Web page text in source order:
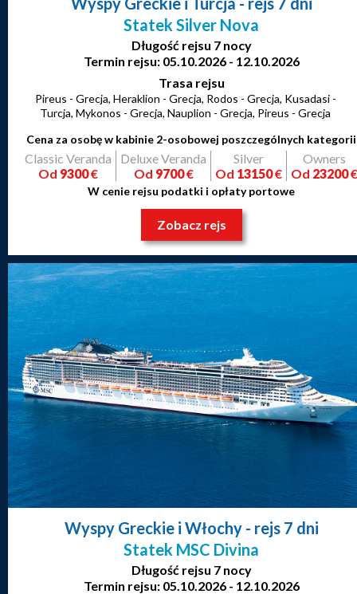
Statek Silver Nova
Długość rejsu 7 nocy
Termin rejsu: 05.10.2026 - 12.10.2026
Trasa rejsu
Pireus - Grecja, Heraklion - Grecja, Rodos - Grecja, Kusadasi -
Turcja, Mykonos - Grecja, Nauplion - Grecja, Pireus - Grecja
Cena za osobę w kabinie 2-osobowej poszczególnych kategorii
Classic Veranda
Od 9300€
Deluxe Veranda
Od 9700€
Silver
Od 13150€
Owners
Od 23200€
W cenie rejsu podatki i opłaty portowe
Zobacz rejs
Wyspy Greckie i Włochy- rejs 7 dni
Statek MSC Divina
Długość rejsu 7 nocy
Termin rejsu: 05.10.2026 - 12.10.2026